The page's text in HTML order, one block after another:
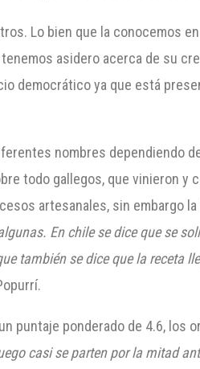
Lo bien que la conocemos
asidero acerca de su
democrático ya que está
nombres dependiendo
todo gallegos, que vinieron y
artesanales, sin embargo
En chile se dice que se
también se dice que la receta
puntaje ponderado de 4.6, los
casi se parten por la mitad